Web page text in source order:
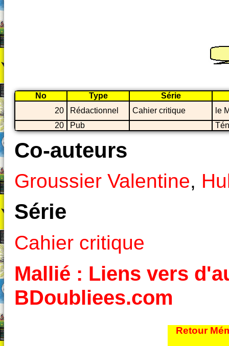
No Type
Série
20
Rédactionnel Cahier critique
le
20
Pub
Co-auteurs
Groussier Valentine,
Série
Cahier critique
Mallié : Liens vers
BDoubliees.com
Retour